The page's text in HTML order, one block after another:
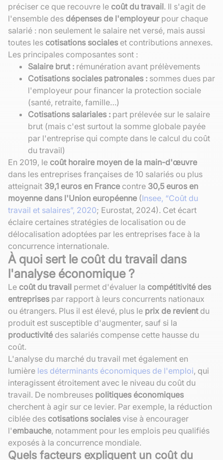
préciser ce que recouvre le coût du travail. Il s'agit de
l'ensemble des dépenses de l'employeurpour chaque
salarié : non seulement le salaire net versé, mais aussi
toutes les cotisations sociales et contributions annexes.
Les principales composantes sont :
Salaire brut : rémunération avant prélèvements
Cotisations sociales patronales : sommes dues par
l'employeur pour financer la protection sociale
(santé, retraite, famille…)
Cotisations salariales : part prélevée sur le salaire
brut (mais c'est surtout la somme globale payée
par l'entreprise qui compte dans le calcul du coût
du travail)
En 2019, le coût horaire moyen de la main-d'œuvre
dans les entreprises françaises de 10 salariés ou plus
atteignait 39,1 euros en France contre 30,5 euros en
moyenne dans l'Union européenne (Insee, “Coût du
travail et salaires”, 2020; Eurostat, 2024). Cet écart
éclaire certaines stratégies de localisation ou de
délocalisation adoptées par les entreprises face à la
concurrence internationale.
À quoi sert le coût du travail dans
l'analyse économique ?
Le coût du travail permet d'évaluer la compétitivité des
entreprises par rapport à leurs concurrents nationaux
ou étrangers. Plus il est élevé, plus le prix de revientdu
produit est susceptible d'augmenter, sauf si la
productivité des salariés compense cette hausse du
coût.
L'analyse du marché du travail met également en
lumière les déterminants économiques de l'emploi, qui
interagissent étroitement avec le niveau du coût du
travail. De nombreuses politiques économiques
cherchent à agir sur ce levier. Par exemple, la réduction
ciblée des cotisations sociales vise à encourager
l'embauche, notamment pour les emplois peu qualifiés
exposés à la concurrence mondiale.
Quels facteurs expliquent un coût du